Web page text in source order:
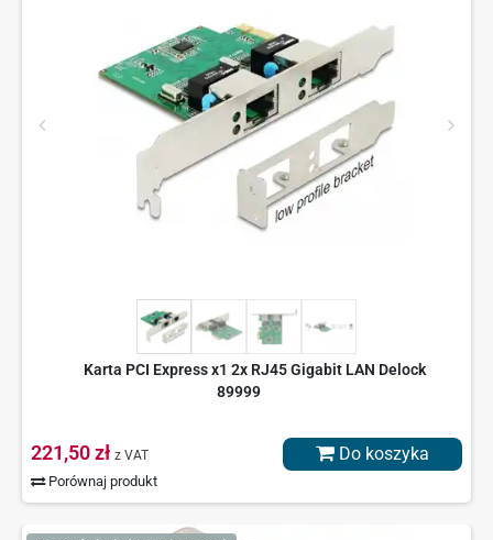
Karta PCI Express x1 2x RJ45 Gigabit LAN Delock
89999
221,50 zł z VAT
Porównaj produkt
Do koszyka